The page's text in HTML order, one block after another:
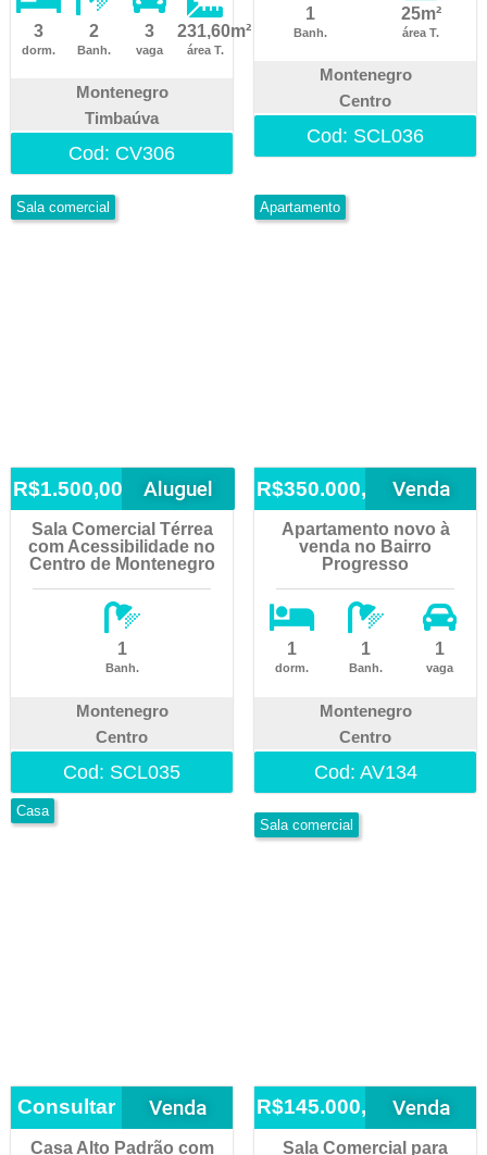
3
dorm.
2
Banh.
3
vaga
231,60m²
área T.
Montenegro
Timbaúva
Cod: CV306
1
Banh.
25m²
área T.
Montenegro
Centro
Cod: SCL036
R$1.500,00 Aluguel
Sala comercial
Sala Comercial Térrea
com Acessibilidade no
Centro de Montenegro
1
Banh.
Montenegro
Centro
Cod: SCL035
R$350.000,00 Venda
Apartamento
Apartamento novo à
venda no Bairro
Progresso
1
dorm.
1
Banh.
1
vaga
Montenegro
Centro
Cod: AV134
Consultar Venda
Casa
Casa Alto Padrão com
R$145.000,00 Venda
Sala comercial
Sala Comercial para